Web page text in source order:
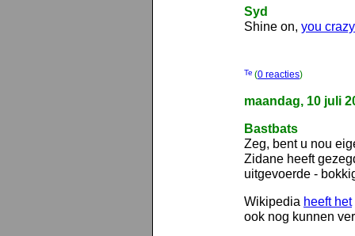
Syd
Shine on, you
(0 reacties)
maandag, 10 juli
Bastbats
Zeg, bent u nou
Zidane heeft
uitgevoerde -
Wikipedia heeft het
ook nog kunnen